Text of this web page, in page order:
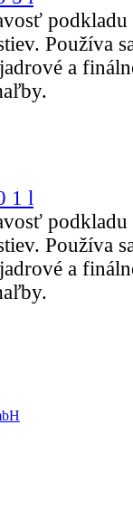
podkladu
Používa
a
1 l
podkladu
Používa
a